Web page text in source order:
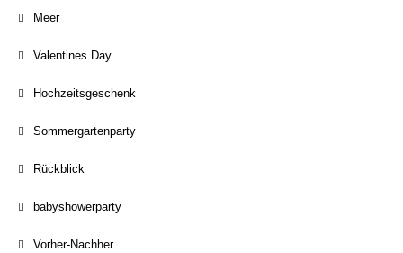
Meer
Valentines Day
Hochzeitsgeschenk
Sommergartenparty
Rückblick
babyshowerparty
Vorher-Nachher